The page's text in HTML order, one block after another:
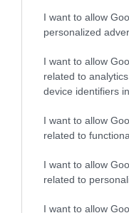
I want to allow
personalized
I want to allow
related to
device identifiers
I want to allow
related to
I want to allow
related to
I want to allow
rák
ambiciózus, de
pályafutását, bőven